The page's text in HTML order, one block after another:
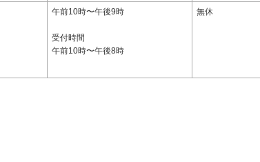
午前10時〜午後9時
受付時間
午前10時〜午後8時
無休